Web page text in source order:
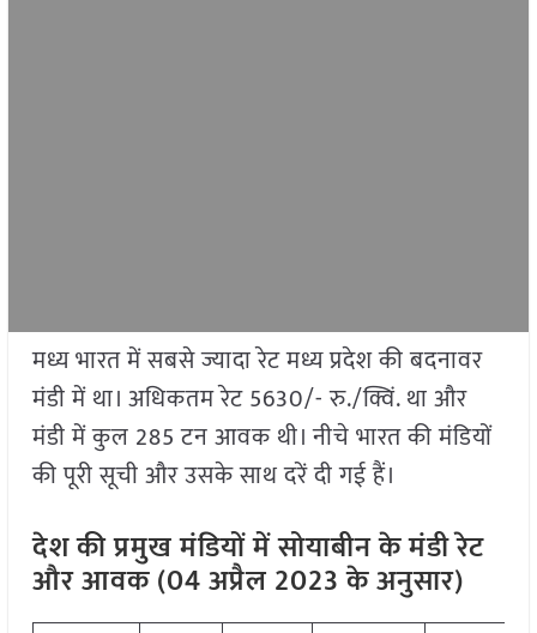
मध्य भारत में सबसे ज्यादा रेट मध्य प्रदेश की बदनावर
मंडी में था। अधिकतम रेट 5630/- रु./क्विं. था और
मंडी में कुल 285 टन आवक थी। नीचे भारत की मंडियों
की पूरी सूची और उसके साथ दरें दी गई हैं।
देश की प्रमुख मंडियों में सोयाबीन के मंडी रेट
और आवक (04 अप्रैल 2023 के अनुसार)